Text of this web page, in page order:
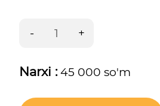
Narxi :45 000 so'm